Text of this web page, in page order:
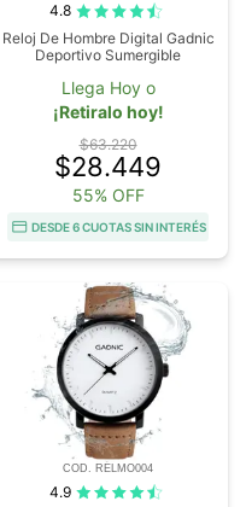
4.8
Reloj De Hombre Digital Gadnic
Deportivo Sumergible
Llega Hoy o
¡Retiralo hoy!
$63.220
$28.449
55% OFF
DESDE 6 CUOTAS SIN INTERÉS
COD. RELMO004
4.9